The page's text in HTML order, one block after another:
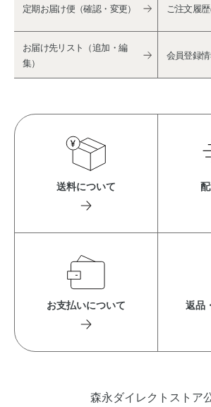
定期お届け便（確認・変更） ご注文履
お届け先リスト（追加・編
集）
会員登録情
送料について
お支払いについて 返品
森永ダイレクトストア